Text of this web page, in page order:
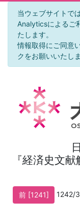
当ウェブサイトで
Analyticsによるご
たします。
情報取得にご同意
クをお願いいたしま
『経済史文
前 [1241] 1242/